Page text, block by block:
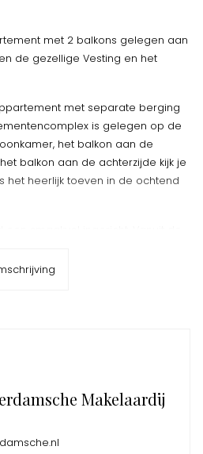
met 2 balkons gelegen aan
de gezellige Vesting en het
met separate berging
is gelegen op de
het balkon aan de
balkon aan de achterzijde kijk je
het heerlijk toeven in de ochtend
en de woonkamer.
vind je in de buurt.
minuten op de A1 en op de fiets in
licht/internet
Makelaardij